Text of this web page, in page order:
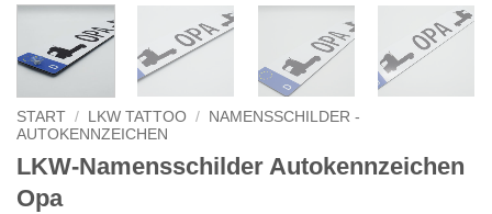
START / LKW TATTOO / NAMENSSCHILDER -
AUTOKENNZEICHEN
LKW-Namensschilder Autokennzeichen
Opa